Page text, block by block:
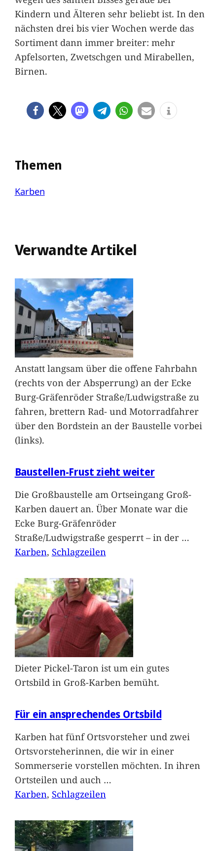
Kindern und Älteren sehr beliebt ist. In den
nächsten drei bis vier Wochen werde das
Sortiment dann immer breiter: mehr
Apfelsorten, Zwetschgen und Mirabellen,
Birnen.
Themen
Karben
Verwandte Artikel
Anstatt langsam über die offene Fahrbahn
(rechts von der Absperrung) an der Ecke
Burg-Gräfenröder Straße/Ludwigstraße zu
fahren, brettern Rad- und Motorradfahrer
über den Bordstein an der Baustelle vorbei
(links).
Baustellen-Frust zieht weiter
Die Großbaustelle am Ortseingang Groß-
Karben dauert an. Über Monate war die
Ecke Burg-Gräfenröder
Straße/Ludwigstraße gesperrt – in der …
Karben, Schlagzeilen
Dieter Pickel-Taron ist um ein gutes
Ortsbild in Groß-Karben bemüht.
Für ein ansprechendes Ortsbild
Karben hat fünf Ortsvorsteher und zwei
Ortsvorsteherinnen, die wir in einer
Sommerserie vorstellen möchten. In ihren
Ortsteilen und auch …
Karben, Schlagzeilen